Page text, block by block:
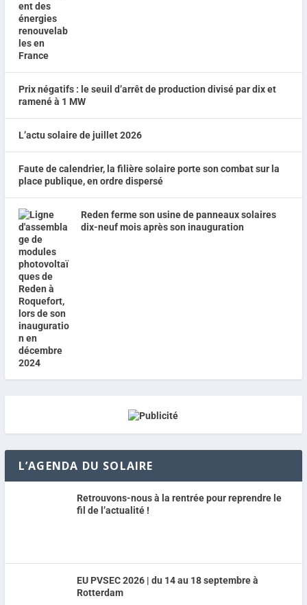
Prix négatifs : le seuil d’arrêt de production divisé par dix et
ramené à 1 MW
L’actu solaire de juillet 2026
Faute de calendrier, la filière solaire porte son combat sur la
place publique, en ordre dispersé
Reden ferme son usine de panneaux solaires
dix-neuf mois après son inauguration
L’AGENDA DU SOLAIRE
Retrouvons-nous à la rentrée pour reprendre le
fil de l’actualité !
EU PVSEC 2026 | du 14 au 18 septembre à
Rotterdam